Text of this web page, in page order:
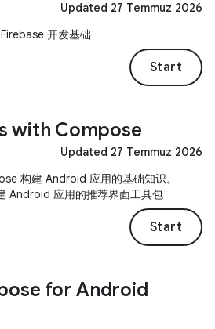
Updated 27 Temmuz 2026
开发基础
Start
with Compose
Updated 27 Temmuz 2026
构建 Android 应用的基础知识。
Android 应用的推荐界面工具包
Start
for Android